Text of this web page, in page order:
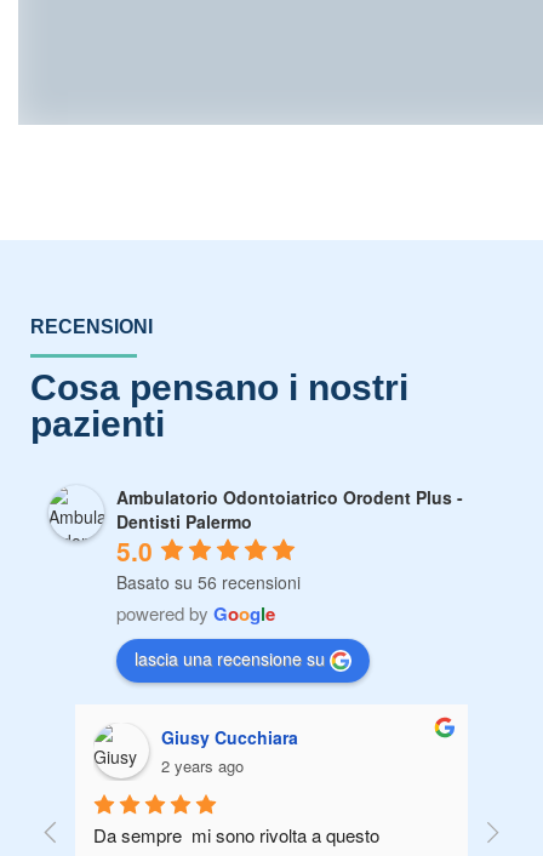
RECENSIONI
Cosa pensano i nostri
pazienti
Ambulatorio Odontoiatrico Orodent Plus -
Dentisti Palermo
5.0
Basato su 56 recensioni
powered by Google
lascia una recensione su
Giusy Cucchiara
2 years ago
Da sempre  mi sono rivolta a questo
Oggi